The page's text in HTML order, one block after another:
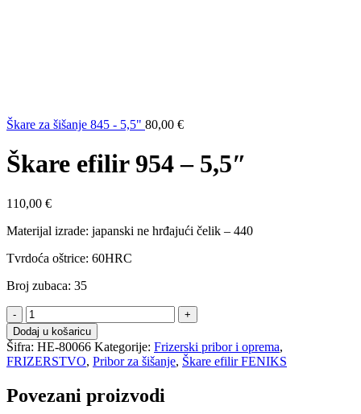
Škare za šišanje 845 - 5,5" 80,00 €
Škare efilir 954 – 5,5″
110,00 €
Materijal izrade: japanski ne hrđajući čelik – 440
Tvrdoća oštrice: 60HRC
Broj zubaca: 35
Škare
efilir
954
-
5,5"
Dodaj u košaricu
Šifra: HE-80066 Kategorije: Frizerski pribor i oprema,
FRIZERSTVO, Pribor za šišanje, Škare efilir FENIKS
Povezani proizvodi